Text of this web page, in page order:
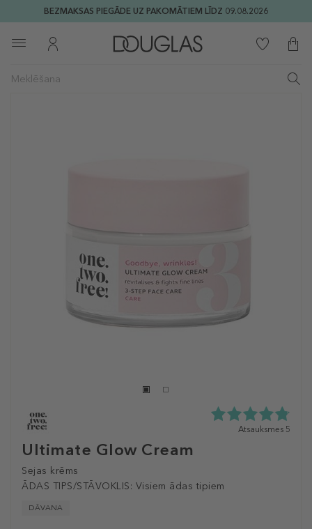
BEZMAKSAS PIEGĀDE UZ PAKOMĀTIEM LĪDZ 09.08.2026
Ultimate Glow Cream
Sejas krēms
ĀDAS TIPS/STĀVOKLIS: Visiem ādas tipiem
DĀVANA
4.8
Atsauksmes 5